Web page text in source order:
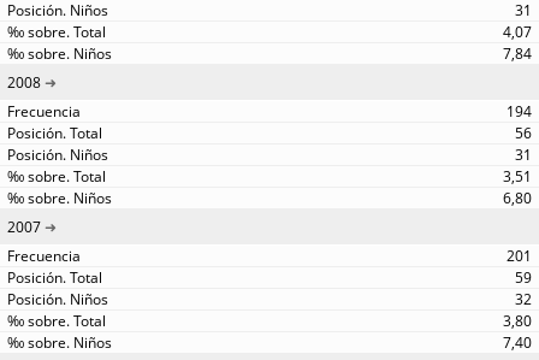
31
4,07
7,84
2008
194
56
31
3,51
6,80
2007
201
59
32
3,80
7,40